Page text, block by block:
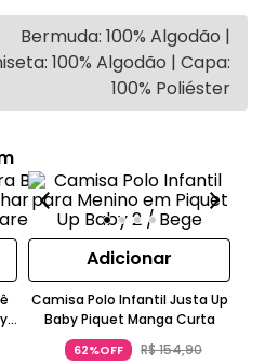
Bermuda: 100% Algodão |
100% Algodão | Capa:
100% Poliéster
Adicionar
Camisa Polo Infantil Justa Up
Baby Piquet Manga Curta
62%OFF R$154,90